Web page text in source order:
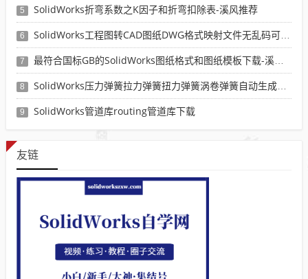
5 SolidWorks折弯系数之K因子和折弯扣除表-溪风推荐
6 SolidWorks工程图转CAD图纸DWG格式映射文件无乱码可分层-溪风亲测推荐
7 最符合国标GB的SolidWorks图纸格式和图纸模板下载-溪风专用版
8 SolidWorks压力弹簧拉力弹簧扭力弹簧涡卷弹簧自动生成宏程序下载
9 SolidWorks管道库routing管道库下载
友链